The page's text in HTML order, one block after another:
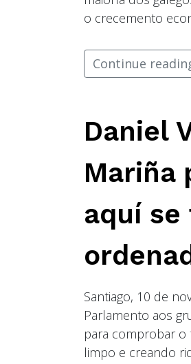
o crecemento
Continue
Daniel
Mariña
aquí
Santiago, 10 de
Parlamento aos
para comprobar
limpo e creando